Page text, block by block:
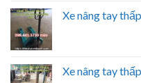
Xe nâng tay
Xe nâng tay